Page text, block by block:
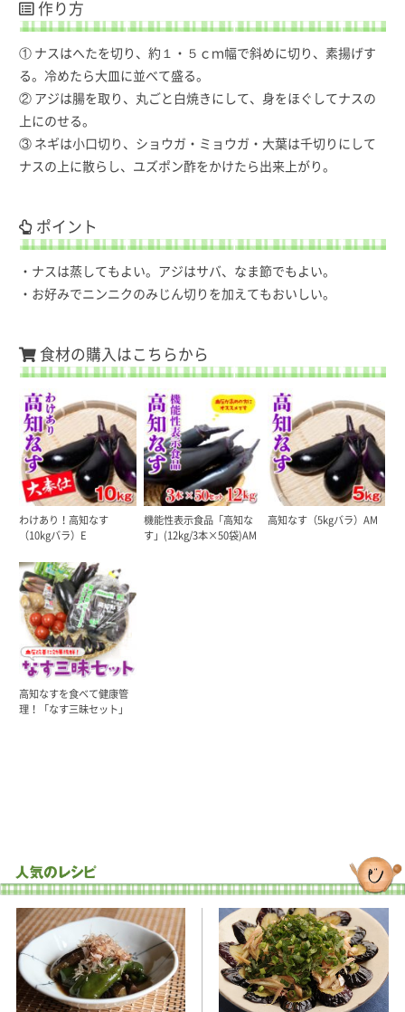
作り方
① ナスはへたを切り、約１・５ｃｍ幅で斜めに切り、素揚げす
る。冷めたら大皿に並べて盛る。
② アジは腸を取り、丸ごと白焼きにして、身をほぐしてナスの
上にのせる。
③ ネギは小口切り、ショウガ・ミョウガ・大葉は千切りにして
ナスの上に散らし、ユズポン酢をかけたら出来上がり。
ポイント
・ナスは蒸してもよい。アジはサバ、なま節でもよい。
・お好みでニンニクのみじん切りを加えてもおいしい。
食材の購入はこちらから
わけあり！高知なす
（10kgバラ）E
機能性表示食品「高知な
す」(12kg/3本×50袋)AM
高知なす（5kgバラ）AM
高知なすを食べて健康管
理！「なす三昧セット」